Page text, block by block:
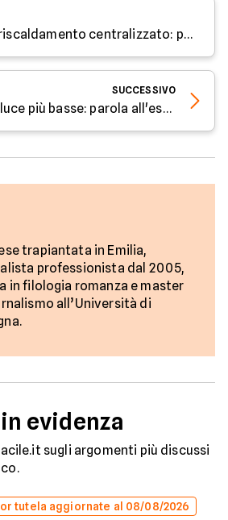
Distacco dal riscaldamento centralizzato: parola all'esperto di Facile.it
SUCCESSIVO
Le bollette della luce più basse: parola all'esperto di Facile.it
trapiantata in Emilia,
professionista dal 2005,
in filologia romanza e master
all’Università di
evidenza
sugli argomenti più discussi
tutela aggiornate al 08/08/2026